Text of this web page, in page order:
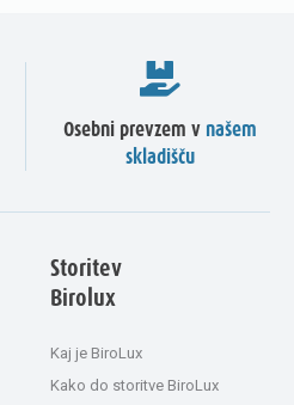
Osebni prevzem v našem
skladišču
Storitev
Birolux
Kaj je BiroLux
Kako do storitve BiroLux